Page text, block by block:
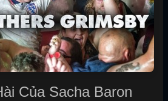
Của Sacha Baron